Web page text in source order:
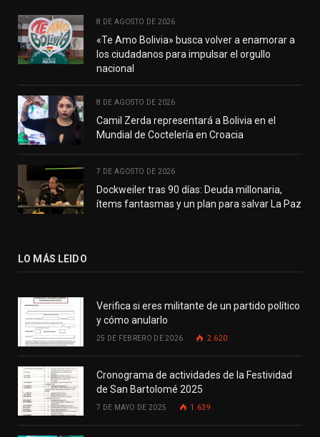
8 DE AGOSTO DE 2026
«Te Amo Bolivia» busca volver a enamorar a
los ciudadanos para impulsar el orgullo
nacional
8 DE AGOSTO DE 2026
Camil Zerda representará a Bolivia en el
Mundial de Coctelería en Croacia
7 DE AGOSTO DE 2026
Dockweiler tras 90 días: Deuda millonaria,
ítems fantasmas y un plan para salvar La Paz
LO MÁS LEIDO
Verifica si eres militante de un partido político
y cómo anularlo
25 DE FEBRERO DE 2026 2.620
Cronograma de actividades de la Festividad
de San Bartolomé 2025
7 DE MAYO DE 2025 1.639